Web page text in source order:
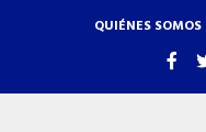
QUIÉNES SOMOS